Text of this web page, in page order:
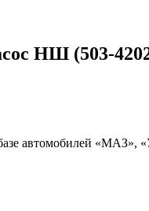
НШ (503-
автомобилей